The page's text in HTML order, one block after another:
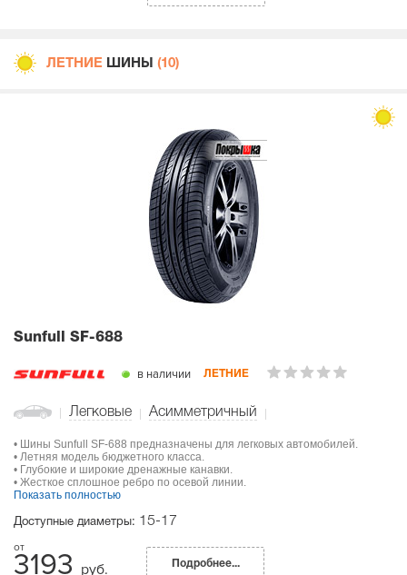
ЛЕТНИЕ ШИНЫ (10)
Sunfull SF-688
в наличии ЛЕТНИЕ
Легковые Асимметричный
• Шины Sunfull SF-688 предназначены для легковых автомобилей.
• Летняя модель бюджетного класса.
• Глубокие и широкие дренажные канавки.
• Жесткое сплошное ребро по осевой линии.
Показать полностью
Доступные диаметры: 15-17
3193 руб. Подробнее...